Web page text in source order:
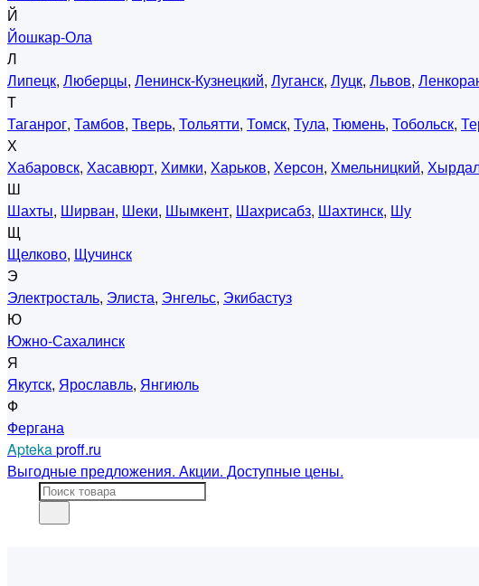
Й
Йошкар-Ола
Л
Липецк, Люберцы, Ленинск-Кузнецкий, Луганск, Луцк, Львов,
Т
Таганрог, Тамбов, Тверь, Тольятти, Томск, Тула, Тюмень, Тобольск,
Х
Хабаровск, Хасавюрт, Химки, Харьков, Херсон, Хмельницкий,
Ш
Шахты, Ширван, Шеки, Шымкент, Шахрисабз, Шахтинск, Шу
Щ
Щелково, Щучинск
Э
Электросталь, Элиста, Энгельс, Экибастуз
Ю
Южно-Сахалинск
Я
Якутск, Ярославль, Янгиюль
Ф
Фергана
Aptekaproff.ru
Выгодные предложения. Акции. Доступные цены.